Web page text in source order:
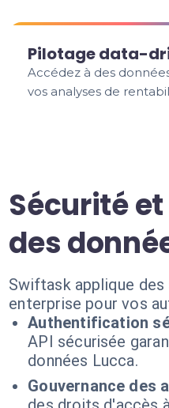
Pilotage data-
Accédez à des
vos analyses de
Sécurité
des
Swiftask applique
enterprise pour vos
Authentification
API sécurisée
données Lucca.
Gouvernance des